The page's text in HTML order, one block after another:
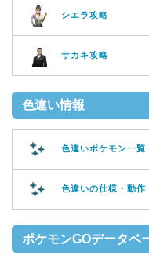
シエラ攻略
サカキ攻略
色違い情報
色違いポケモン一覧
色違いの仕様・動作
ポケモンGOデータベ